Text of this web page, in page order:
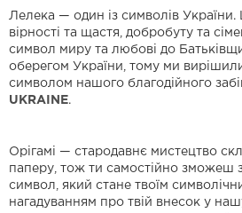
Лелека — один із символів
вірності та щастя, добробуту та
символ миру та любові до
оберегом України, тому ми
символом нашого благодійного
UKRAINE.
Орігамі — стародавнє мистецтво
паперу, тож ти самостійно зможеш
символ, який стане твоїм
нагадуванням про твій внесок у